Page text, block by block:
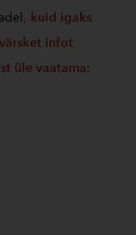
kuid igaks
infot
üle vaatama: